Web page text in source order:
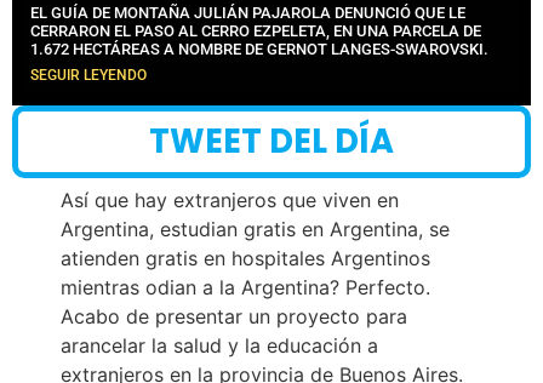
EL GUÍA DE MONTAÑA JULIÁN PAJAROLA DENUNCIÓ QUE LE
CERRARON EL PASO AL CERRO EZPELETA, EN UNA PARCELA DE
1.672 HECTÁREAS A NOMBRE DE GERNOT LANGES-SWAROVSKI.
SEGUIR LEYENDO
TWEET DEL DÍA
Así que hay extranjeros que viven en
Argentina, estudian gratis en Argentina, se
atienden gratis en hospitales Argentinos
mientras odian a la Argentina? Perfecto.
Acabo de presentar un proyecto para
arancelar la salud y la educación a
extranjeros en la provincia de Buenos Aires.